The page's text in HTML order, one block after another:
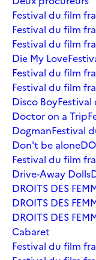
Festival du film
Festival du film
Festival du film
Die My Love
Festival du film
Festival du film
Disco Boy
Doctor on a Trip
DogmanFestival
Don't be alone
Festival du film
Drive-Away Dolls
DROITS DES
DROITS DES
DROITS DES
Cabaret
Festival du film